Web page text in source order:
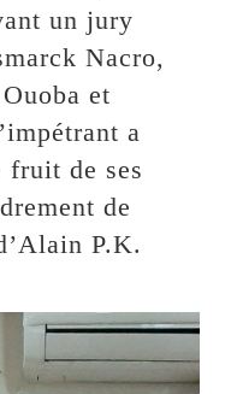
un jury
Nacro,
et
a
fruit de ses
de
P.K.